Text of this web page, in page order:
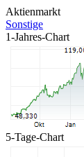
Aktienmarkt
Sonstige
1-Jahres-Chart
5-Tage-Chart